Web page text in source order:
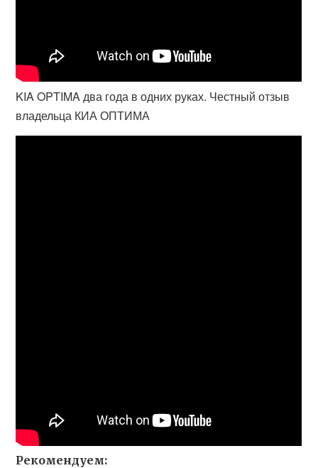
KIA OPTIMA два года в одних руках. Честный отзыв
владельца КИА ОПТИМА
Рекомендуем: